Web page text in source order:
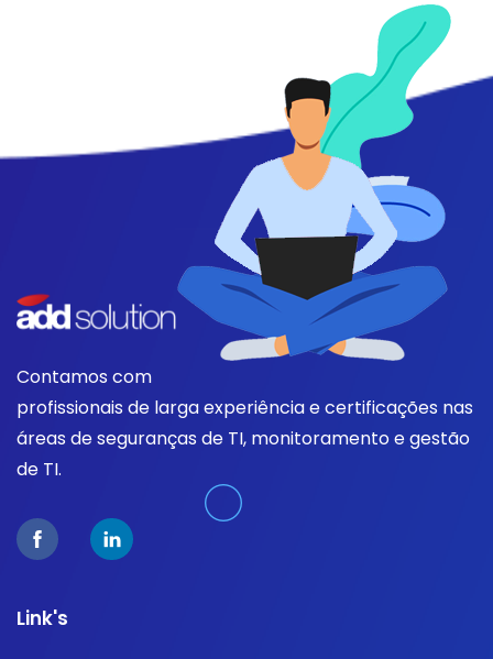
Contamos com
profissionais de larga experiência e certificações nas
áreas de seguranças de TI, monitoramento e gestão
de TI.
Link's